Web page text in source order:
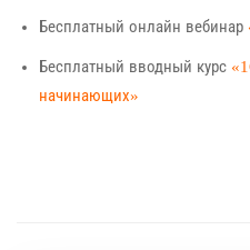
Бесплатный онлайн вебинар
Бесплатный вводный курс
начинающих»